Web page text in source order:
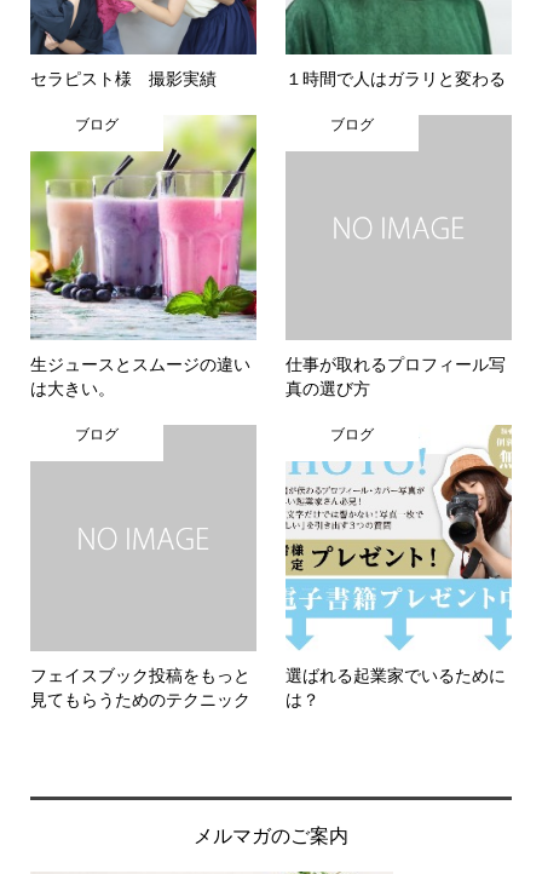
セラピスト様 撮影実績 １時間で人はガラリと変わる
ブログ
生ジュースとスムージの違い
は大きい。
ブログ
仕事が取れるプロフィール写
真の選び方
ブログ
フェイスブック投稿をもっと
見てもらうためのテクニック
ブログ
選ばれる起業家でいるために
は？
メルマガのご案内